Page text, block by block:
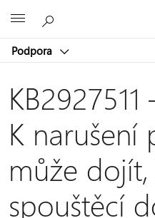
Podpora
K narušení
může
spouštěcí